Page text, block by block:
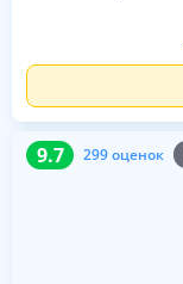
9.7 299 оценок
9.7 299 оценок